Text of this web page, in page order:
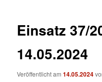
Einsatz 37/
14.05.2024
Veröffentlicht am14.05.2024